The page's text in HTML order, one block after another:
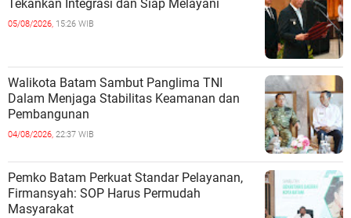
Tekankan Integrasi dan Siap Melayani
05/08/2026, 15:26 WIB
Walikota Batam Sambut Panglima TNI
Dalam Menjaga Stabilitas Keamanan dan
Pembangunan
04/08/2026, 22:37 WIB
Pemko Batam Perkuat Standar Pelayanan,
Firmansyah: SOP Harus Permudah
Masyarakat